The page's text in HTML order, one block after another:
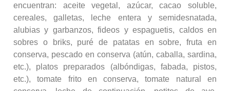
encuentran: aceite vegetal, azúcar, cacao soluble,
cereales, galletas, leche entera y semidesnatada,
alubias y garbanzos, fideos y espaguetis, caldos en
sobres o briks, puré de patatas en sobre, fruta en
conserva, pescado en conserva (atún, caballa, sardina,
etc.), platos preparados (albóndigas, fabada, pistos,
etc.), tomate frito en conserva, tomate natural en